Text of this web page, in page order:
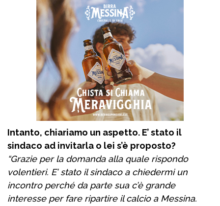
Intanto, chiariamo un aspetto. E’ stato il
sindaco ad invitarla o lei s’è proposto?
“Grazie per la domanda alla quale rispondo
volentieri. E’ stato il sindaco a chiedermi un
incontro perché da parte sua c’è grande
interesse per fare ripartire il calcio a Messina.